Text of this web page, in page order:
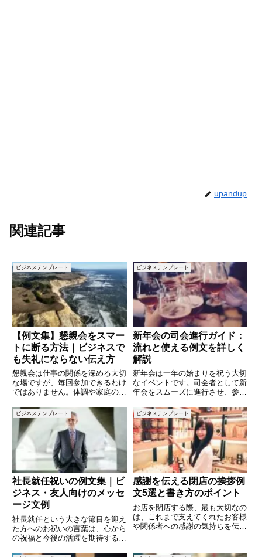
upandup
関連記事
ビジネステンプレート
【例文集】懇親会をスマー
トに断る方法｜ビジネスで
も失礼にならない伝え方
懇親会は仕事の関係を深める大切
な場ですが、毎回参加できるわけ
ではありません。体調や家庭の事
いケースは誰にでもあります。と
はいえ、断り方を誤ると「付き合
いが悪い」「協調性がない」とい
った印象を持たれてしまうことも
ビジネステンプレート
新年会の司会進行ガイド：
流れと使える例文を詳しく
解説
新年会は一年の始まりを祝う大切
なイベントです。司会者として新
年会をスムーズに進行させ、参加
は重要な役割です。この記事で
は、新年会の司会進行の流れを詳
しく解説し、使いやすい例文もご
紹介します。司会進行に不安があ
る
ビジネステンプレート
社長就任祝いの例文集｜ビ
ジネス・友人向けのメッセ
ージ文例
社長就任という大きな節目を迎え
た方へのお祝いの言葉は、心から
の祝福と今後の活躍を期待する気
ビジネステンプレート
感謝を伝える閉店の挨拶例
文5選と書き方のポイント
お店を閉店する際、最も大切なの
は、これまで支えてくれたお客様
や関係者への感謝の気持ちを伝え
面でもあります。本記事では、心